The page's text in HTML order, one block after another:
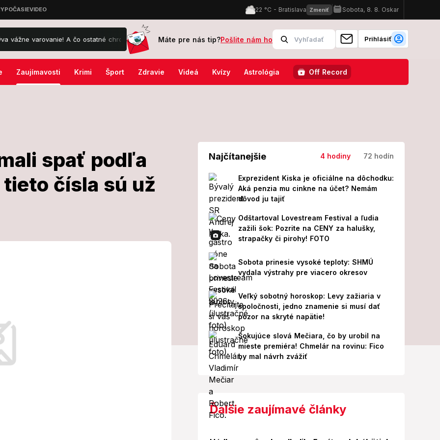
A čo ostatné chrobáky? Exprezident Kiska je oficiálne na dôchodku: Aká penzia mu cinkne na účet? Nemám dôvod ju tajiť
Máte pre nás tip?Pošlite nám ho Prihlásiť
Zaujímavosti Krimi Šport Zdravie Videá Kvízy Astrológia Off Record
spať podľa
čísla sú už
ste mali spať
Pozor,
dlhé intervaly skutočne
Najčítanejšie 4 hodiny 72 hodín
Exprezident Kiska je oficiálne na dôchodku:
Aká penzia mu cinkne na účet? Nemám
dôvod ju tajiť
Odštartoval Lovestream Festival a ľudia
zažili šok: Pozrite na CENY za halušky,
strapačky či pirohy! FOTO
Sobota prinesie vysoké teploty: SHMÚ
vydala výstrahy pre viacero okresov
Veľký sobotný horoskop: Levy zažiaria v
spoločnosti, jedno znamenie si musí dať
pozor na skryté napätie!
Šokujúce slová Mečiara, čo by urobil na
mieste premiéra! Chmelár na rovinu: Fico
by mal návrh zvážiť
Ďalšie zaujímavé články